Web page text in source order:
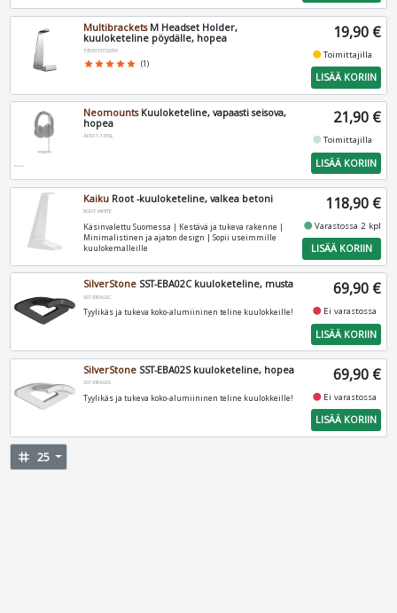
MultibracketsM Headset Holder,
kuuloketeline pöydälle, hopea
7350073732050
star star star star star (1)
19,90 €
fiber_manual_recordToimittajilla
LISÄÄ KORIIN
NeomountsKuuloketeline, vapaasti seisova,
hopea
ADS11-170SL
21,90 €
fiber_manual_recordToimittajilla
LISÄÄ KORIIN
Kaiku Root -kuuloketeline, valkea betoni
ROOT-WHITE
Käsinvalettu Suomessa | Kestävä ja tukeva rakenne |
Minimalistinen ja ajaton design | Sopii useimmille
kuulokemalleille
118,90 €
fiber_manual_recordVarastossa 2 kpl
LISÄÄ KORIIN
SilverStone SST-EBA02C kuuloketeline, musta
SST-EBA02C
Tyylikäs ja tukeva koko-alumiininen teline kuulokkeille!
69,90 €
fiber_manual_record Ei varastossa
LISÄÄ KORIIN
SilverStone SST-EBA02S kuuloketeline, hopea
SST-EBA02S
Tyylikäs ja tukeva koko-alumiininen teline kuulokkeille!
69,90 €
fiber_manual_record Ei varastossa
LISÄÄ KORIIN
tag 25